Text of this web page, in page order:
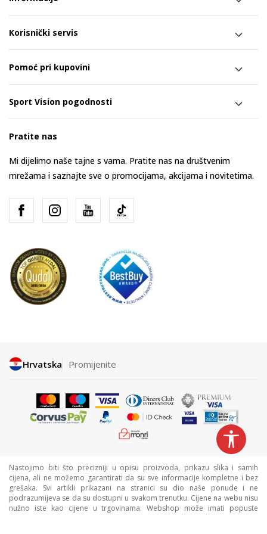
Korisnički servis
Pomoć pri kupovini
Sport Vision pogodnosti
Pratite nas
Mi dijelimo naše tajne s vama. Pratite nas na društvenim
mrežama i saznajte sve o promocijama, akcijama i novitetima.
Hrvatska Promijenite
Nastojimo biti što precizniji u opisu proizvoda, prikazu slika i samih
cijena, ali ne možemo garantirati da su sve informacije kompletne i bez
grešaka. Svi artikli prikazani na stranici su dio naše ponude i ne
podrazumijeva se da su dostupni u svakom trenutku. Cijene na webu nisu
nužno iste kao cijene u trgovinama. Webshop može imati popuste